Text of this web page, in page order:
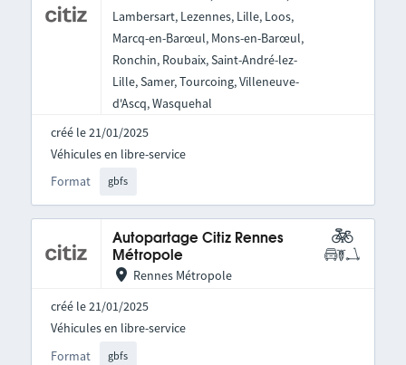
Lambersart, Lezennes, Lille, Loos,
Marcq-en-Barœul, Mons-en-Barœul,
Ronchin, Roubaix, Saint-André-lez-
Lille, Samer, Tourcoing, Villeneuve-
d'Ascq, Wasquehal
créé le 21/01/2025
Format gbfs
Véhicules en libre-service
Autopartage Citiz Rennes
Métropole
Rennes Métropole
créé le 21/01/2025
Format gbfs
Véhicules en libre-service